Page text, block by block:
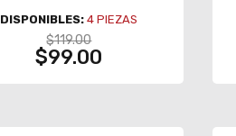
DISPONIBLES: 4 PIEZAS
$119.00
$99.00